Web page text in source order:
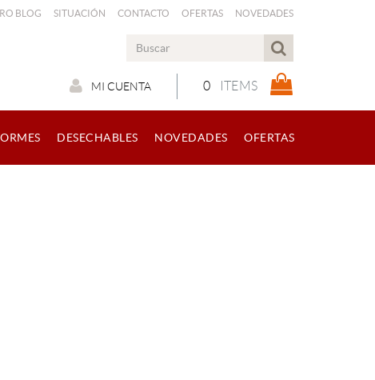
BLOG SITUACIÓN CONTACTO OFERTAS NOVEDADES
0 ITEMS
MI CUENTA
DESECHABLES NOVEDADES OFERTAS